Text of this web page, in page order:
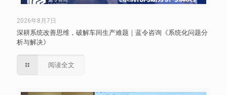
2026年8月7日
深耕系统改善思维，破解车间生产难题｜蓝令咨询《系统化问题分
析与解决》
阅读全文